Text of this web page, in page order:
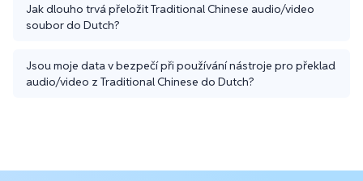
Jak dlouho trvá přeložit Traditional Chinese audio/video
soubor do Dutch?
Jsou moje data v bezpečí při používání nástroje pro překlad
audio/video z Traditional Chinese do Dutch?